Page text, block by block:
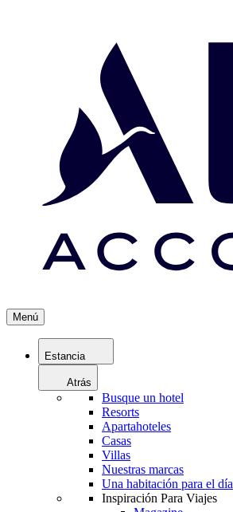
Menú
Estancia
Atrás
Busque un hotel
Resorts
Apartahoteles
Casas
Villas
Nuestras marcas
Una habitación para el día
Inspiración Para Viajes